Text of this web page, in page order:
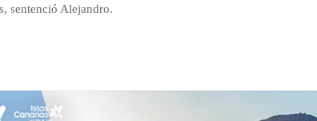
sentenció Alejandro.